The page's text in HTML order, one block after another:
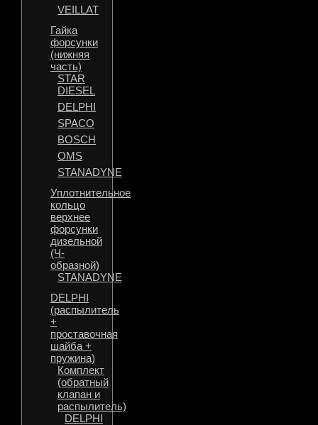
VEILLAT
Гайка
форсунки
(нижняя
часть)
STAR
DIESEL
DELPHI
SPACO
BOSCH
OMS
STANADYNE
Уплотнительное
кольцо
верхнее
форсунки
дизельной
(Ч-
образной)
STANADYNE
DELPHI
(распылитель
+
проставочная
шайба +
пружина)
Комплект
(обратный
клапан и
распылитель)
DELPHI